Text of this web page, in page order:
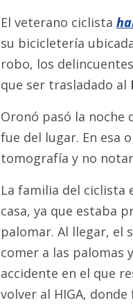
El veterano ciclista
su bicicletería
robo, los
que ser trasladado al
Oronó pasó la noche
fue del lugar. En esa
tomografía y no
La familia del ciclista
casa, ya que estaba
palomar. Al llegar, el
comer a las palomas
accidente en el que
volver al HIGA,